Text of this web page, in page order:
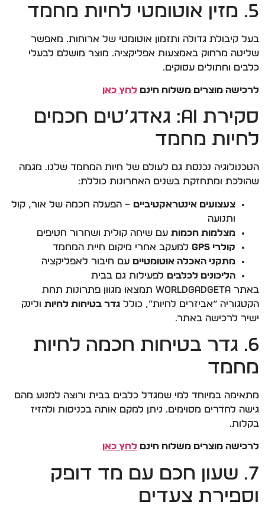
5. מזין אוטומטי לחיות מחמד
בעל קיבולת גדולה ותזמון אוטומטי של ארוחות. מאפשר
שליטה מרחוק באמצעות אפליקציה. מוצר מושלם לבעלי
כלבים וחתולים עסוקים.
לרכישה מוצרים משלוח חינם לחץ כאן
סקירת AI: גאדג’טים חכמים
לחיות מחמד
הטכנולוגיה נכנסת גם לעולם של חיות המחמד שלנו. מגמה
שהולכת ומתחזקת בשנים האחרונות כוללת:
צעצועים אינטראקטיביים – הפעלה חכמה של אור, קול
ותנועה
מצלמות חכמות עם שיחה קולית ושחרור חטיפים
קולרי GPS
למעקב אחרי מיקום חיית המחמד
מתקני האכלה אוטומטיים עם חיבור לאפליקציה
הליכונים לכלבים לפעילות גם בבית
באתר WorldGadgeta תמצאו מגוון פתרונות תחת
הקטגוריה “אביזרים לחיות”, כולל גדר בטיחות לחיות ולינק
ישיר לרכישה באתר.
6. גדר בטיחות חכמה לחיות
מחמד
מתאימה במיוחד למי שמגדל כלבים בבית ורוצה למנוע מהם
גישה לחדרים מסוימים. ניתן למקם אותה בכניסות ולהזיז
בקלות.
לרכישה מוצרים משלוח חינם לחץ כאן
7. שעון חכם עם מד דופק
וספירת צעדים